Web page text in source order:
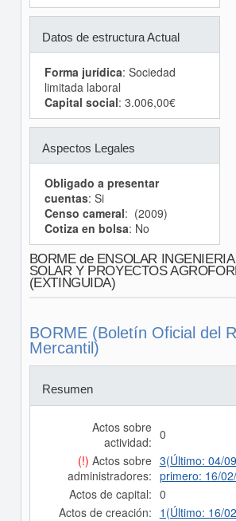
Datos de estructura Actual
Forma jurídica: Sociedad
limitada laboral
Capital social: 3.006,00€
Aspectos Legales
Obligado a presentar
cuentas: Si
Censo cameral: (2009)
Cotiza en bolsa: No
BORME de ENSOLAR
SOLAR Y PROYECTOS
(EXTINGUIDA)
BORME (Boletín Oficial del
Mercantil)
Resumen
Actos sobre
actividad: 0
(!) Actos sobre
administradores:
3(Último: 04/
primero: 16/
Actos de capital: 0
Actos de creación: 1(Último: 16/